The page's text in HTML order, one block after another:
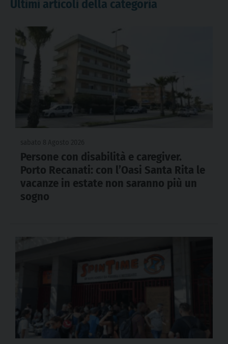
Ultimi articoli della categoria
Persone con disabilità e caregiver.
Porto Recanati: con l’Oasi Santa Rita le
vacanze in estate non saranno più un
sogno